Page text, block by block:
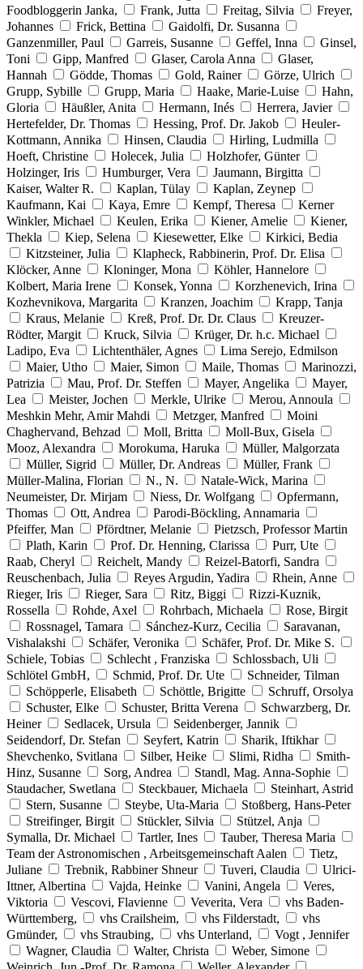
Foodbloggerin Janka,
Frank, Jutta Freitag, Silvia
Freyer,
Johannes
Frick, Bettina
Gaidolfi, Dr. Susanna
Ganzenmiller, Paul
Garreis, Susanne Geffel, Inna
Ginsel,
Toni
Gipp, Manfred Glaser, Carola Anna
Glaser,
Hannah
Gödde, Thomas Gold, Rainer
Görze, Ulrich
Grupp, Sybille
Grupp, Maria Haake, Marie-Luise
Hahn,
Gloria
Häußler, Anita Hermann, Inés
Herrera, Javier
Hertefelder, Dr. Thomas
Hessing, Prof. Dr. Jakob
Heuler-
Kottmann, Annika
Hinsen, Claudia
Hirling, Ludmilla
Hoeft, Christine
Holecek, Julia
Holzhofer, Günter
Holzinger, Iris
Humburger, Vera
Jaumann, Birgitta
Kaiser, Walter R.
Kaplan, Tülay
Kaplan, Zeynep
Kaufmann, Kai
Kaya, Emre Kempf, Theresa
Kerner
Winkler, Michael
Keulen, Erika Kiener, Amelie
Kiener,
Thekla
Kiep, Selena Kiesewetter, Elke
Kirkici, Bedia
Kitzsteiner, Julia
Klapheck, Rabbinerin, Prof. Dr. Elisa
Klöcker, Anne
Kloninger, Mona
Köhler, Hannelore
Kolbert, Maria Irene
Konsek, Yonna
Korzhenevich, Irina
Kozhevnikova, Margarita
Kranzen, Joachim
Krapp, Tanja
Kraus, Melanie
Kreß, Prof. Dr. Dr. Claus
Kreuzer-
Rödter, Margit
Kruck, Silvia
Krüger, Dr. h.c. Michael
Ladipo, Eva
Lichtenthäler, Agnes
Lima Serejo, Edmilson
Maier, Utho
Maier, Simon Maile, Thomas
Marinozzi,
Patrizia
Mau, Prof. Dr. Steffen Mayer, Angelika
Mayer,
Lea
Meister, Jochen Merkle, Ulrike
Merou, Annoula
Meshkin Mehr, Amir Mahdi
Metzger, Manfred
Moini
Chaghervand, Behzad
Moll, Britta
Moll-Bux, Gisela
Mooz, Alexandra
Morokuma, Haruka
Müller, Malgorzata
Müller, Sigrid
Müller, Dr. Andreas
Müller, Frank
Müller-Malina, Florian
N., N.
Natale-Wick, Marina
Neumeister, Dr. Mirjam
Niess, Dr. Wolfgang
Opfermann,
Thomas
Ott, Andrea
Parodi-Böckling, Annamaria
Pfeiffer, Man
Pfördtner, Melanie
Pietzsch, Professor Martin
Plath, Karin
Prof. Dr. Henning, Clarissa
Purr, Ute
Raab, Cheryl
Reichelt, Mandy
Reizel-Batorfi, Sandra
Reuschenbach, Julia
Reyes Argudin, Yadira
Rhein, Anne
Rieger, Iris
Rieger, Sara Ritz, Biggi
Rizzi-Kuznik,
Rossella
Rohde, Axel Rohrbach, Michaela
Rose, Birgit
Rossnagel, Tamara
Sánchez-Kurz, Cecilia
Saravanan,
Vishalakshi
Schäfer, Veronika
Schäfer, Prof. Dr. Mike S.
Schiele, Tobias
Schlecht , Franziska
Schlossbach, Uli
Schlötel GmbH,
Schmid, Prof. Dr. Ute
Schneider, Tilman
Schöpperle, Elisabeth
Schöttle, Brigitte
Schruff, Orsolya
Schuster, Elke
Schuster, Britta Verena
Schwarzberg, Dr.
Heiner
Sedlacek, Ursula
Seidenberger, Jannik
Seidendorf, Dr. Stefan
Seyfert, Katrin
Sharik, Iftikhar
Shevchenko, Svitlana
Silber, Heike Slimi, Ridha
Smith-
Hinz, Susanne
Sorg, Andrea
Standl, Mag. Anna-Sophie
Staudacher, Swetlana
Steckbauer, Michaela
Steinhart, Astrid
Stern, Susanne
Steybe, Uta-Maria
Stoßberg, Hans-Peter
Streifinger, Birgit
Stückler, Silvia
Stützel, Anja
Symalla, Dr. Michael
Tartler, Ines
Tauber, Theresa Maria
Team der Astronomischen , Arbeitsgemeinschaft Aalen
Tietz,
Juliane
Trebnik, Rabbiner Shneur Tuveri, Claudia
Ulrici-
Ittner, Albertina
Vajda, Heinke Vanini, Angela
Veres,
Viktoria
Vescovi, Flavienne Veverita, Vera
vhs Baden-
Württemberg,
vhs Crailsheim, vhs Filderstadt,
vhs
Gmünder,
vhs Straubing, vhs Unterland,
Vogt , Jennifer
Wagner, Claudia
Walter, Christa
Weber, Simone